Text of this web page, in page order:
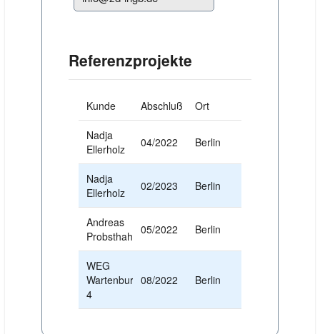
Referenzprojekte
Kunde Abschluß Ort
Nadja
Ellerholz
04/2022 Berlin
Nadja
Ellerholz
02/2023 Berlin
Andreas
Probsthahn 05/2022 Berlin
WEG
Wartenburgstr.
4
08/2022 Berlin